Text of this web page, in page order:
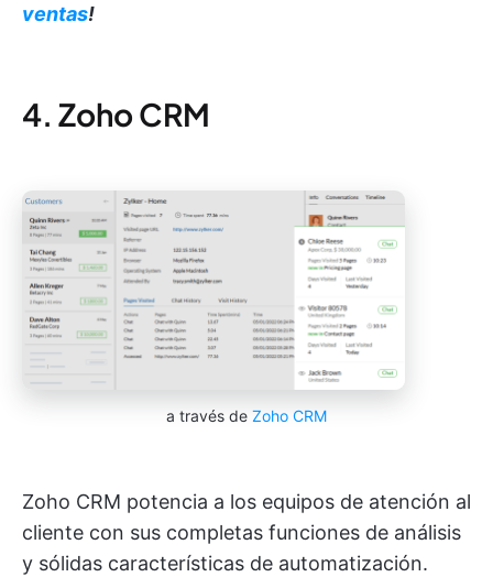
ventas!
4. Zoho CRM
a través de Zoho CRM
Zoho CRM potencia a los equipos de atención al
cliente con sus completas funciones de análisis
y sólidas características de automatización.